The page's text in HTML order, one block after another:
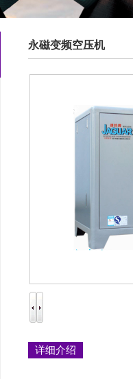
永磁变频空压机
详细介绍